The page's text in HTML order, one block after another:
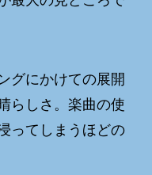
グにかけての展開
らしさ。楽曲の使
ってしまうほどの